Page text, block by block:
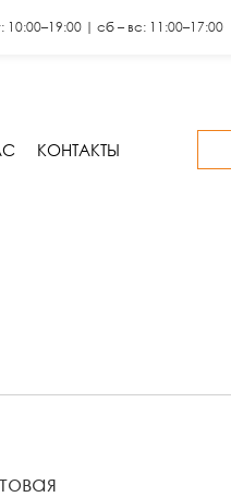
10:00–19:00 | сб – вс: 11:00–17:00
КОНТАКТЫ